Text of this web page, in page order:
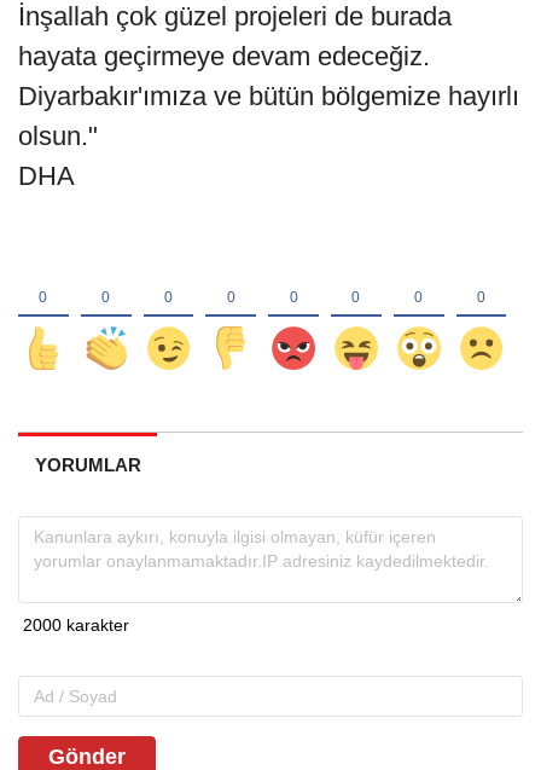
İnşallah çok güzel projeleri de burada
hayata geçirmeye devam edeceğiz.
Diyarbakır'ımıza ve bütün bölgemize hayırlı
olsun."
DHA
YORUMLAR
Gönder